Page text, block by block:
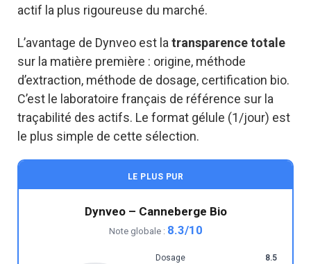
actif la plus rigoureuse du marché.
L’avantage de Dynveo est la transparence totale
sur la matière première : origine, méthode
d’extraction, méthode de dosage, certification bio.
C’est le laboratoire français de référence sur la
traçabilité des actifs. Le format gélule (1/jour) est
le plus simple de cette sélection.
LE PLUS PUR
Dynveo – Canneberge Bio
Note globale : 8.3/10
Dosage 8.5